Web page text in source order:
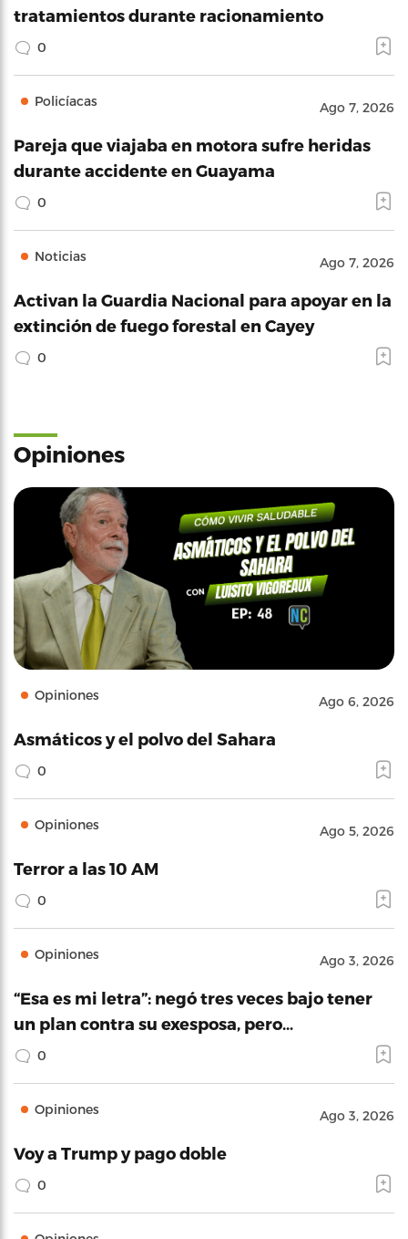
tratamientos durante racionamiento
0
Policíacas Ago 7, 2026
Pareja que viajaba en motora sufre heridas
durante accidente en Guayama
0
Noticias Ago 7, 2026
Activan la Guardia Nacional para apoyar en la
extinción de fuego forestal en Cayey
0
Opiniones
Opiniones Ago 6, 2026
Asmáticos y el polvo del Sahara
0
Opiniones Ago 5, 2026
Terror a las 10 AM
0
Opiniones Ago 3, 2026
“Esa es mi letra”: negó tres veces bajo tener
un plan contra su exesposa, pero…
0
Opiniones Ago 3, 2026
Voy a Trump y pago doble
0